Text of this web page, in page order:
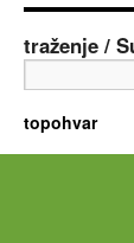
traženje /
topohvar